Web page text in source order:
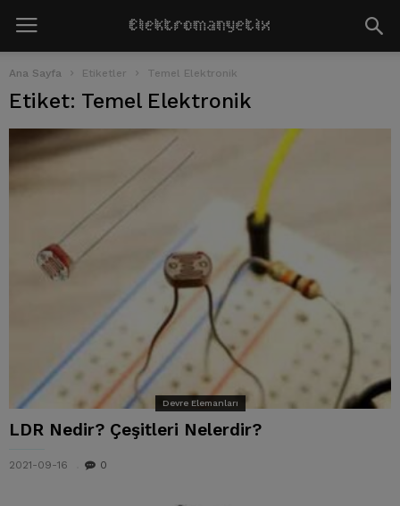
Ana Sayfa Etiketler Temel Elektronik
Etiket: Temel Elektronik
Devre Elemanları
LDR Nedir? Çeşitleri Nelerdir?
2021-09-16 0